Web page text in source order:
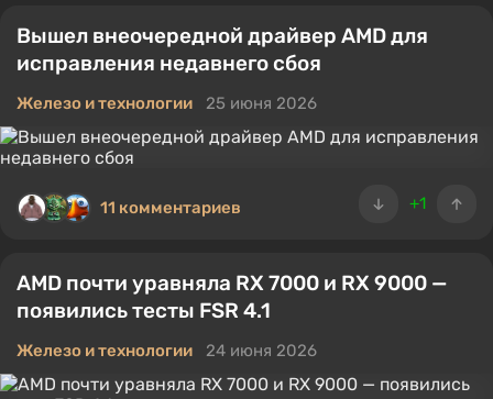
Вышел внеочередной драйвер AMD для
исправления недавнего сбоя
Железо и технологии 25 июня 2026
+1
11 комментариев
AMD почти уравняла RX 7000 и RX 9000 —
появились тесты FSR 4.1
Железо и технологии 24 июня 2026